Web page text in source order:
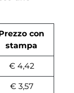
con
stampa
€ 4,42
€ 3,57